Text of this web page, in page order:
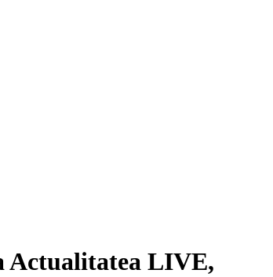
Actualitatea LIVE,